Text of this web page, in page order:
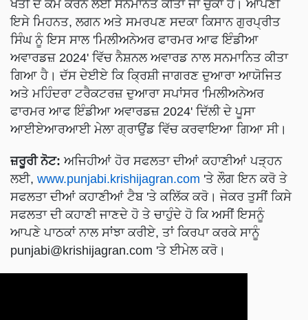
ਖੇਤੀ ਦੇ ਕੰਮ ਕਰਨ ਲਈ ਸਨਮਾਨਤ ਕੀਤਾ ਜਾ ਚੁਕਾ ਹੈ। ਆਪਣੀ
ਇਸੇ ਮਿਹਨਤ, ਲਗਨ ਅਤੇ ਸਮਰਪਣ ਸਦਕਾ ਕਿਸਾਨ ਗੁਰਪ੍ਰੀਤ
ਸਿੰਘ ਨੂੰ ਇਸ ਸਾਲ 'ਮਿਲੀਅਨੇਅਰ ਫਾਰਮਰ ਆਫ ਇੰਡੀਆ
ਅਵਾਰਡਜ਼ 2024' ਵਿੱਚ ਨੈਸ਼ਨਲ ਅਵਾਰਡ ਨਾਲ ਸਨਮਾਨਿਤ ਕੀਤਾ
ਗਿਆ ਹੈ। ਦੱਸ ਦੇਈਏ ਕਿ ਕ੍ਰਿਸ਼ੀ ਜਾਗਰਣ ਦੁਆਰਾ ਆਯੋਜਿਤ
ਅਤੇ ਮਹਿੰਦਰਾ ਟਰੈਕਟਰਜ਼ ਦੁਆਰਾ ਸਪਾਂਸਰ 'ਮਿਲੀਅਨੇਅਰ
ਫਾਰਮਰ ਆਫ ਇੰਡੀਆ ਅਵਾਰਡਜ਼ 2024' ਦਿੱਲੀ ਦੇ ਪੂਸਾ
ਆਈਏਆਰਆਈ ਮੇਲਾ ਗ੍ਰਾਉਂਡ ਵਿੱਚ ਕਰਵਾਇਆ ਗਿਆ ਸੀ।
ਜ਼ਰੂਰੀ ਨੋਟ: ਅਜਿਹੀਆਂ ਹੋਰ ਸਫਲਤਾ ਦੀਆਂ ਕਹਾਣੀਆਂ ਪੜ੍ਹਨ
ਲਈ, www.punjabi.krishijagran.com 'ਤੇ ਲੌਗ ਇਨ ਕਰੋ ਤੇ
ਸਫਲਤਾ ਦੀਆਂ ਕਹਾਣੀਆਂ ਟੈਬ 'ਤੇ ਕਲਿੱਕ ਕਰੋ। ਜੇਕਰ ਤੁਸੀਂ ਕਿਸੇ
ਸਫਲਤਾ ਦੀ ਕਹਾਣੀ ਜਾਣਦੇ ਹੋ ਤੇ ਚਾਹੁੰਦੇ ਹੋ ਕਿ ਅਸੀਂ ਇਸਨੂੰ
ਆਪਣੇ ਪਾਠਕਾਂ ਨਾਲ ਸਾਂਝਾ ਕਰੀਏ, ਤਾਂ ਕਿਰਪਾ ਕਰਕੇ ਸਾਨੂੰ
punjabi@krishijagran.com 'ਤੇ ਈਮੇਲ ਕਰੋ।